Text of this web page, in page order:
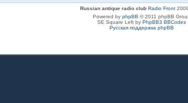
Russian antique radio club Radio Front
Powered by phpBB © 2011 phpBB
SE Square Left by PhpBB3 BBCodes
Русская поддержка phpBB